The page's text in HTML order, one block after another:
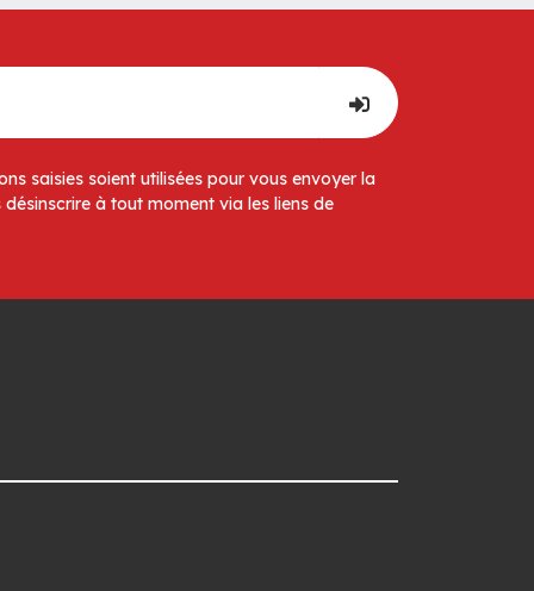
saisies soient utilisées pour vous envoyer la
à tout moment via les liens de